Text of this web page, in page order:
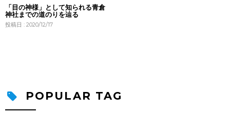
「目の神様」として知られる青倉
神社までの道のりを辿る
投稿日 : 2020/12/17
POPULAR TAG